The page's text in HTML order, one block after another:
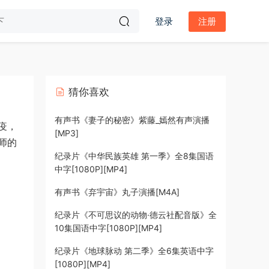
登录 注册
，
的
猜你喜欢
有声书《妻子的秘密》紫藤_嫣然有声演播
[MP3]
纪录片《中华民族英雄 第一季》全8集国语
中字[1080P][MP4]
有声书《弃宇宙》丸子演播[M4A]
纪录片《不可思议的动物·德云社配音版》全
10集国语中字[1080P][MP4]
纪录片《地球脉动 第二季》全6集英语中字
[1080P][MP4]